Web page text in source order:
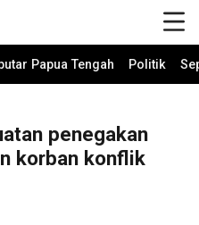
Papua Tengah Politik
penegakan
korban konflik